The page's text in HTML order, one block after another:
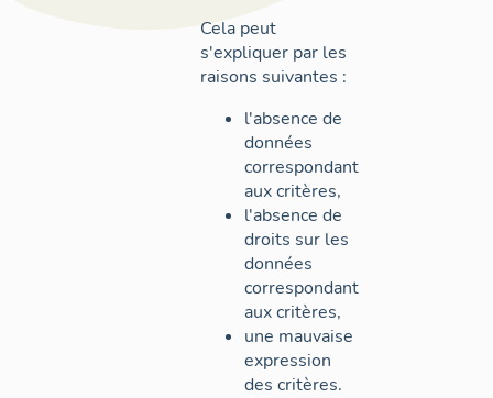
Cela peut
s'expliquer par les
raisons suivantes :
l'absence de
données
correspondant
aux critères,
l'absence de
droits sur les
données
correspondant
aux critères,
une mauvaise
expression
des critères.